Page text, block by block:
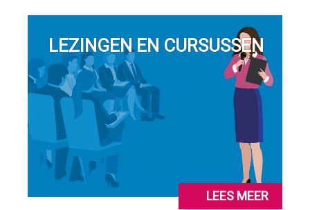
LEZINGEN EN CURSUSSEN
LEES MEER